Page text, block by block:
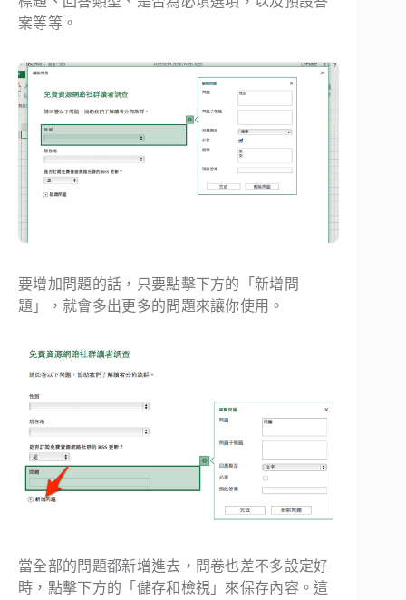
案等等。
要增加問題的話，只要點擊下方的「新增問
題」，就會多出更多的問題來讓你使用。
當全部的問題都新增進去，問卷也差不多設定好
時，點擊下方的「儲存和檢視」來保存內容。這